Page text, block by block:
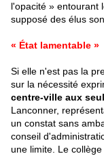
l'opacité » entourant
supposé des élus
« État lamentable »
Si elle n'est pas la
sur la nécessité
centre-ville aux
Lanconner,
un constat sans
conseil
une limite. Le